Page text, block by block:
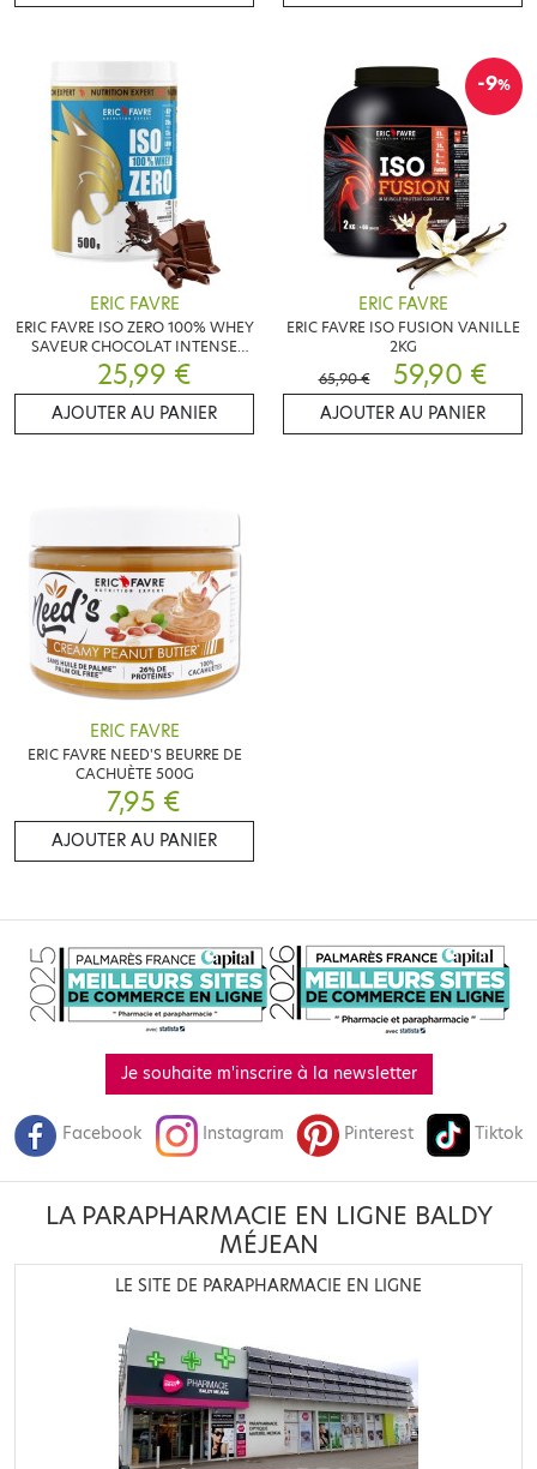
ERIC FAVRE
ERIC FAVRE ISO ZERO 100% WHEY
SAVEUR CHOCOLAT INTENSE
500G
25,99 €
AJOUTER AU PANIER
-9%
ERIC FAVRE
ERIC FAVRE ISO FUSION VANILLE
2KG
65,90 €
59,90 €
AJOUTER AU PANIER
ERIC FAVRE
ERIC FAVRE NEED'S BEURRE DE
CACHUÈTE 500G
7,95 €
AJOUTER AU PANIER
Je souhaite m'inscrire à la newsletter
Facebook Instagram Pinterest Tiktok
LA PARAPHARMACIE EN LIGNE BALDY
MÉJEAN
LE SITE DE PARAPHARMACIE EN LIGNE